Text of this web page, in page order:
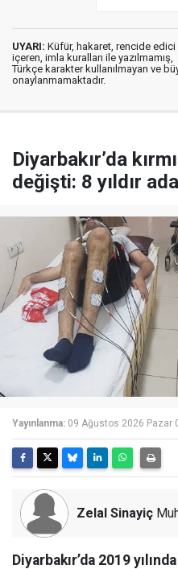
UYARI: Küfür, hakaret, rencide edici
içeren, imla kuralları ile yazılmamış,
Türkçe karakter kullanılmayan ve
onaylanmamaktadır.
Diyarbakır’da
değişti: 8 yıldır
Yayınlanma: 09 Ağustos 2026 Pazar
Zelal Sinayiç
Diyarbakır’da 2019